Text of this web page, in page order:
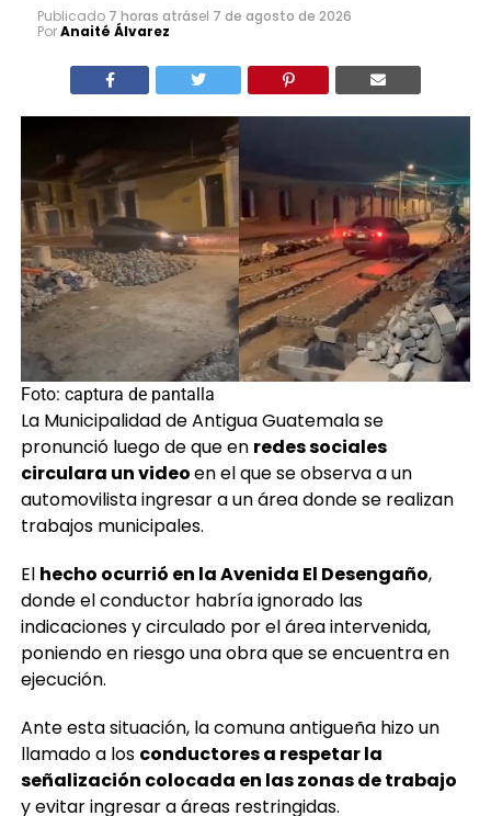
Publicado 7 horas atrásel 7 de agosto de 2026
PorAnaité Álvarez
Foto: captura de pantalla
La Municipalidad de Antigua Guatemala se
pronunció luego de que en redes sociales
circulara un videoen el que se observa a un
automovilista ingresar a un área donde se realizan
trabajos municipales.
El hecho ocurrió en la Avenida El Desengaño,
donde el conductor habría ignorado las
indicaciones y circulado por el área intervenida,
poniendo en riesgo una obra que se encuentra en
ejecución.
Ante esta situación, la comuna antigueña hizo un
llamado a los conductores a respetar la
señalización colocada en las zonas de trabajo
y evitar ingresar a áreas restringidas.